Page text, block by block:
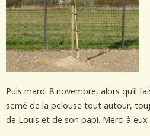
Puis mardi 8 novembre, alors qu’il
semé de la pelouse tout autour,
de Louis et de son papi. Merci à eux